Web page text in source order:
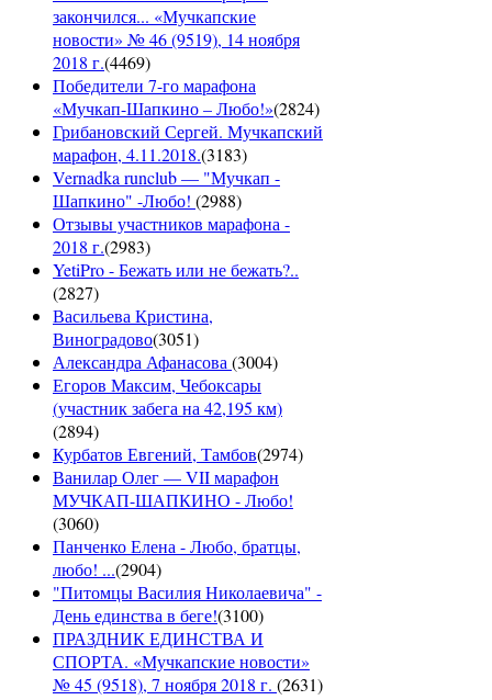
закончился... «Мучкапские
новости» № 46 (9519), 14 ноября
2018 г.(4469)
Победители 7-го марафона
«Мучкап-Шапкино – Любо!»(2824)
Грибановский Сергей. Мучкапский
марафон, 4.11.2018.(3183)
Vernadka runclub — "Мучкап -
Шапкино" -Любо! (2988)
Отзывы участников марафона -
2018 г.(2983)
YetiPro - Бежать или не бежать?..
(2827)
Васильева Кристина,
Виноградово(3051)
Александра Афанасова(3004)
Егоров Максим, Чебоксары
(участник забега на 42,195 км)
(2894)
Курбатов Евгений, Тамбов(2974)
Ванилар Олег — VII марафон
МУЧКАП-ШАПКИНО - Любо!
(3060)
Панченко Елена - Любо, братцы,
любо! ...(2904)
"Питомцы Василия Николаевича" -
День единства в беге!(3100)
ПРАЗДНИК ЕДИНСТВА И
СПОРТА. «Мучкапские новости»
№ 45 (9518), 7 ноября 2018 г. (2631)